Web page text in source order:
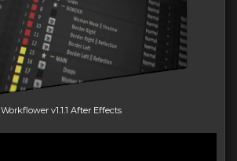
Workflower v1.1.1 After Effects